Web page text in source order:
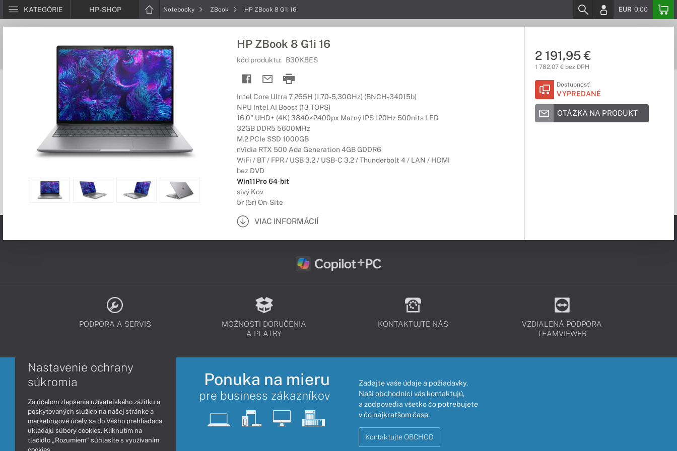
KATEGÓRIE HP-SHOP Notebooky ZBook HP ZBook 8 G1i 16 EUR 0,00
HP ZBook 8 G1i 16
kód produktu: B30K8ES
Intel Core Ultra 7 265H (1,70-5,30GHz) (BNCH-34015b)
NPU Intel AI Boost (13 TOPS)
16,0" UHD+ (4K) 3840×2400px Matný IPS 120Hz 500nits LED
32GB DDR5 5600MHz
M.2 PCIe SSD 1000GB
nVidia RTX 500 Ada Generation 4GB GDDR6
WiFi / BT / FPR / USB 3.2 / USB-C 3.2 / Thunderbolt 4 / LAN / HDMI
bez DVD
Win11Pro 64-bit
sivý Kov
5r (5r) On-Site
VIAC INFORMÁCIÍ
2 191,95 €
1 782,07 € bez DPH
Dostupnosť:
VYPREDANÉ
OTÁZKA NA PRODUKT
PODPORA A SERVIS
MOŽNOSTI DORUČENIA
A PLATBY
KONTAKTUJTE NÁS
VZDIALENÁ PODPORA
TEAMVIEWER
Ponuka na mieru
pre business zákazníkov
Zadajte vaše údaje a požiadavky.
Naši obchodníci vás kontaktujú,
a zodpovedia všetko čo potrebujete
v čo najkratšom čase.
Kontaktujte OBCHOD
Nastavenie ochrany
súkromia
Za účelom zlepšenia užívateľského zážitku a
poskytovaných služieb na našej stránke a
marketingové účely sa do Vášho prehliadača
ukladajú súbory cookies. Kliknutím na
tlačidlo „Rozumiem“ súhlasíte s využívaním